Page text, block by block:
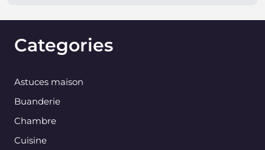
Categories
Astuces maison
Buanderie
Chambre
Cuisine